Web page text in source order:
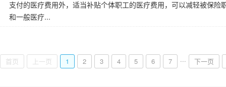
支付的医疗费用外，适当补贴个体职工的医疗费用，可以减轻被保
和一般医疗...
首页 上一页 1 2 3 4 5 6 7 ... 下一页